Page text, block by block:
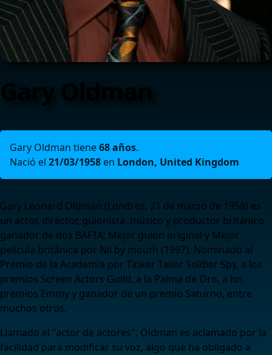
Gary Oldman
Gary Oldman tiene68 años.
Nació el 21/03/1958 en London, United Kingdom
Gary Leonard Oldman (Londres, 21 de marzo de 1958) es
un actor, director, guionista, músico y productor británico
ganador de dos BAFTA: Mejor guion original y Mejor
película británica por Nil by mouth (1997). Nominado al
Premio de la Academia por Tinker Tailor Soldier Spy, a los
premios Screen Actors Guild, a la Palma de Oro, a los
premios Emmy y ganador de un premio Saturno, entre
muchos otros.
Llamado el "actor de actores", Oldman es aclamado por la
facilidad para modificar su voz, algo que ha obligado a